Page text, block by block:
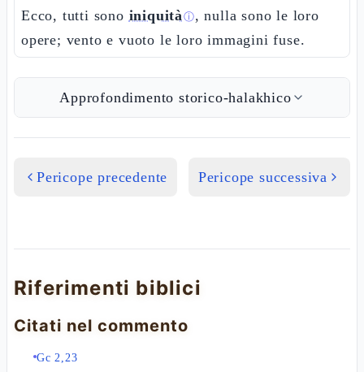
Ecco, tutti sono iniquitàⓘ, nulla sono le loro
opere; vento e vuoto le loro immagini fuse.
Approfondimento storico-halakhico
Pericope precedente Pericope successiva
Riferimenti biblici
Citati nel commento
Gc 2,23